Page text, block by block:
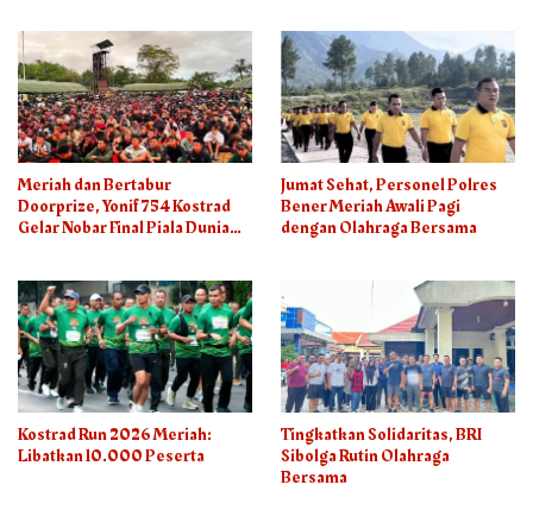
Meriah dan Bertabur
Doorprize, Yonif 754 Kostrad
Gelar Nobar Final Piala Dunia
Jumat Sehat, Personel Polres
Bener Meriah Awali Pagi
dengan Olahraga Bersama
Kostrad Run 2026 Meriah:
Libatkan 10.000 Peserta
Tingkatkan Solidaritas, BRI
Sibolga Rutin Olahraga
Bersama